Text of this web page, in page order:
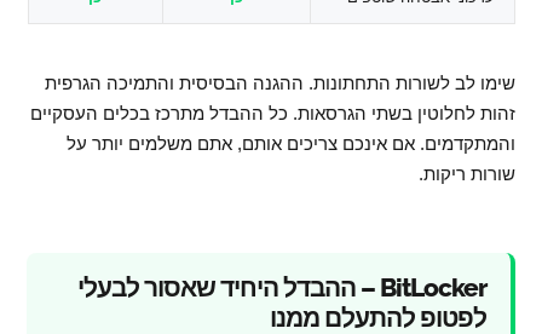
שימו לב לשורות התחתונות. ההגנה הבסיסית והתמיכה הגרפית
זהות לחלוטין בשתי הגרסאות. כל ההבדל מתרכז בכלים העסקיים
והמתקדמים. אם אינכם צריכים אותם, אתם משלמים יותר על
שורות ריקות.
BitLocker – ההבדל היחיד שאסור לבעלי
לפטופ להתעלם ממנו